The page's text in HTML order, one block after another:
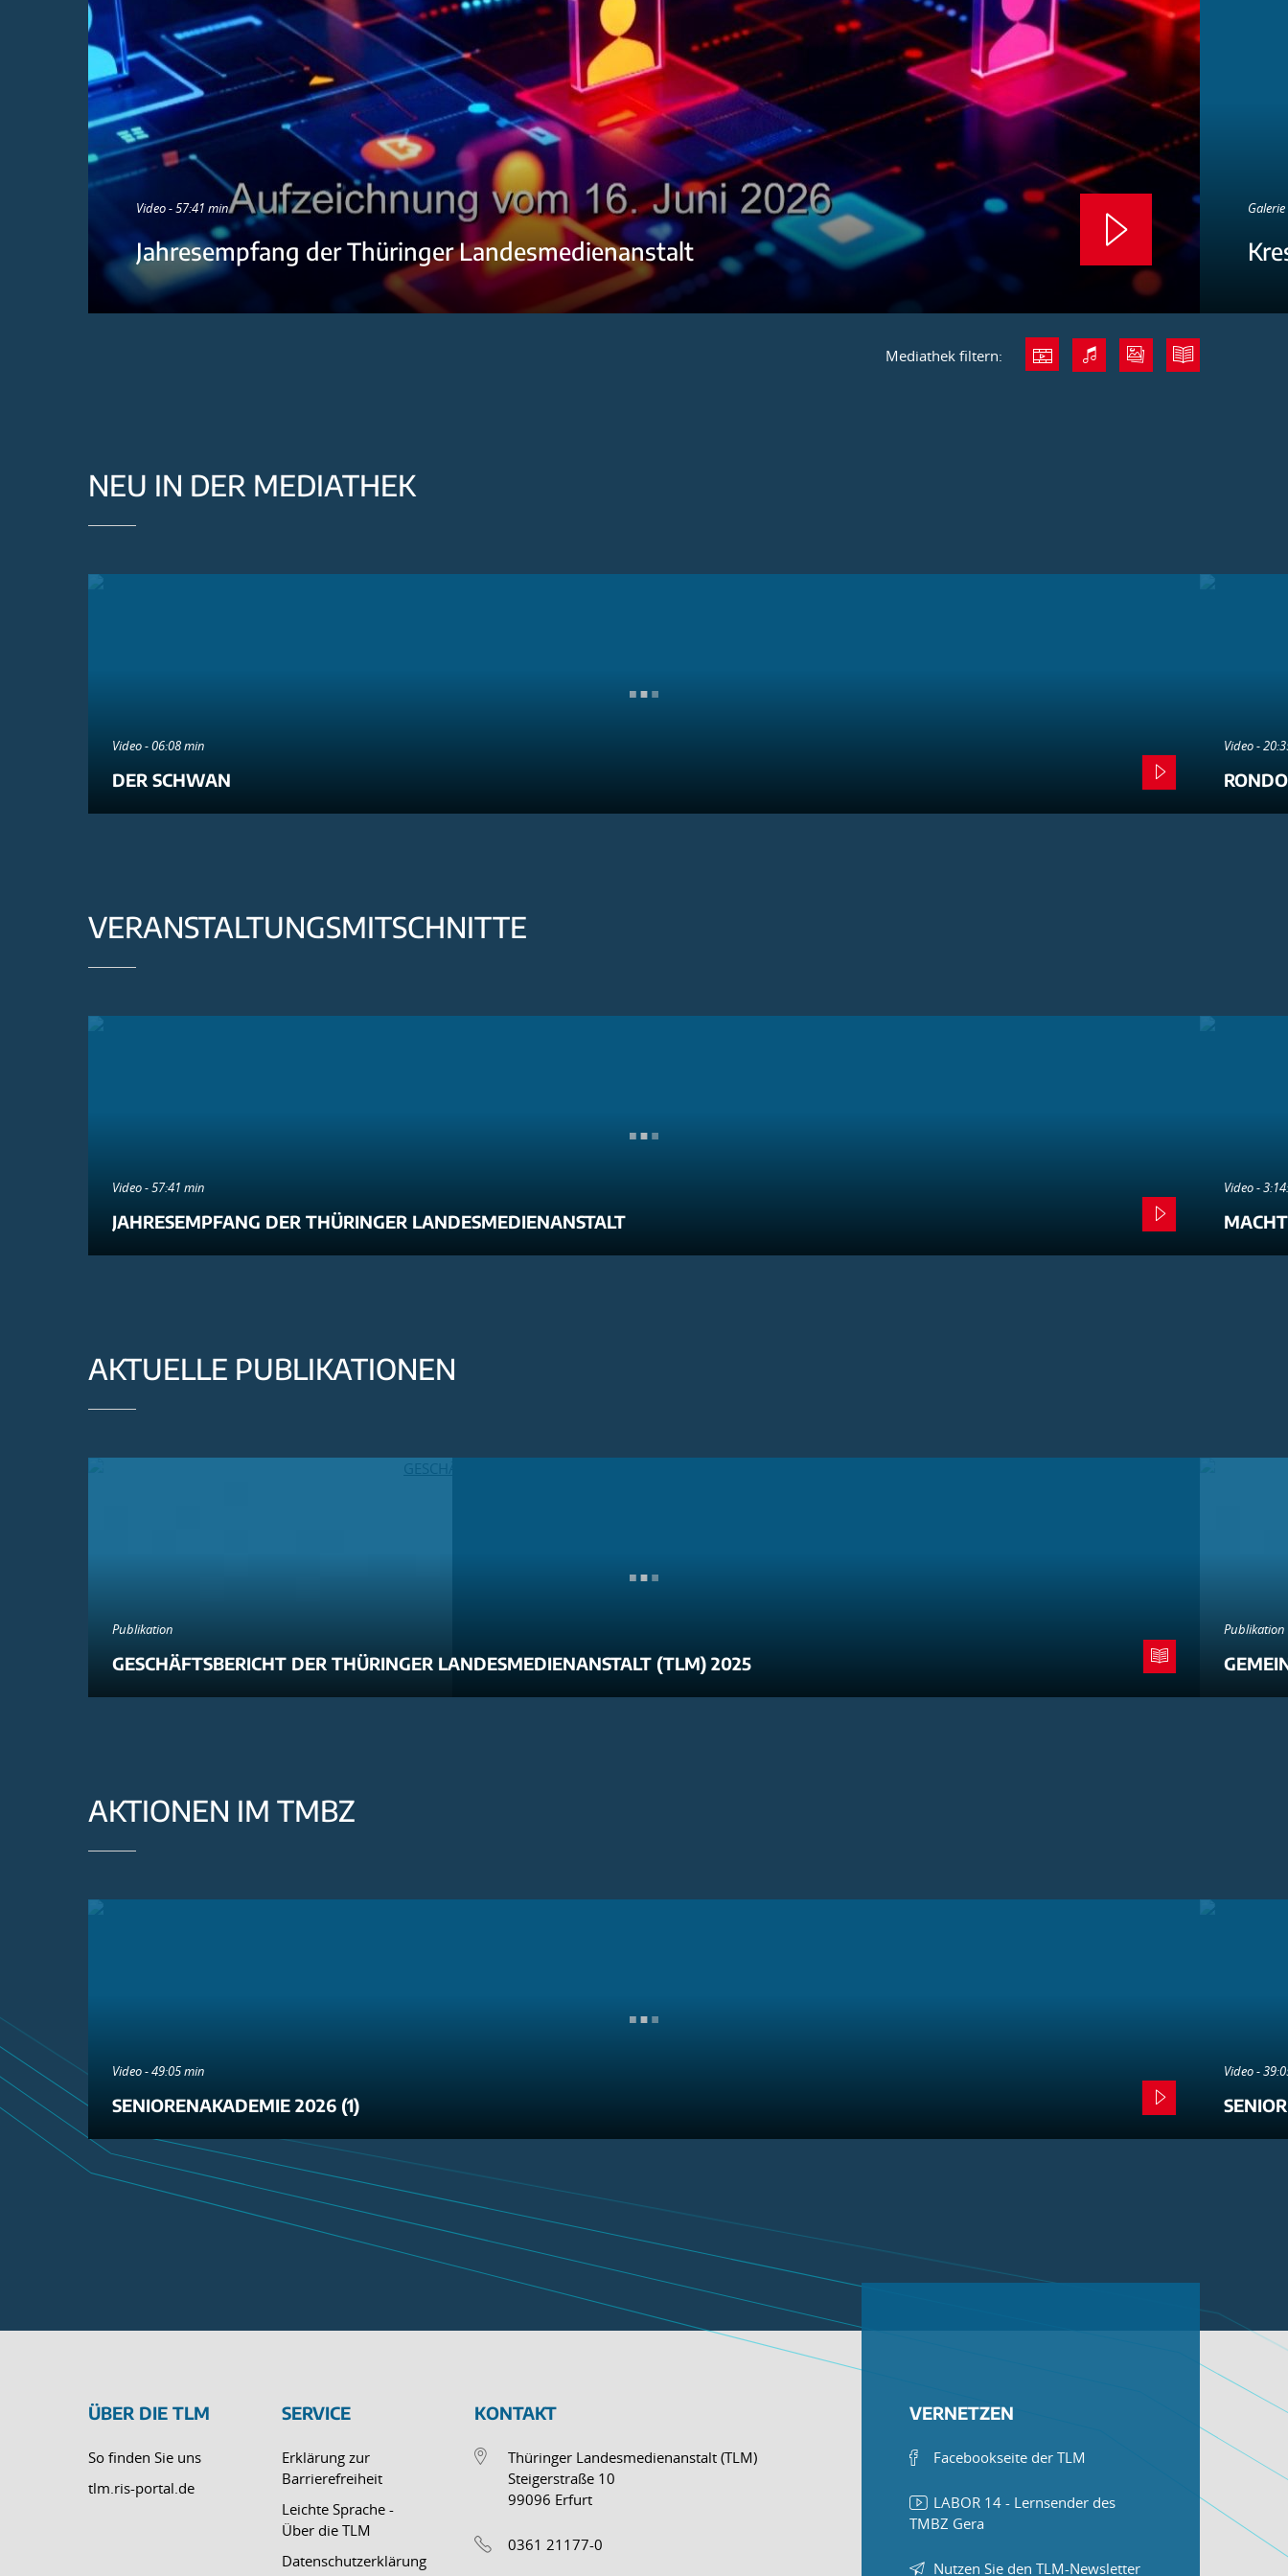
Video - 57:41 min
Jahresempfang der Thüringer Landesmedienanstalt
Mediathek filtern:
NEU IN DER MEDIATHEK
Video - 06:08 min
DER SCHWAN
Video -
VERANSTALTUNGSMITSCHNITTE
Video - 57:41 min
JAHRESEMPFANG DER THÜRINGER LANDESMEDIENANSTALT
Video -
AKTUELLE PUBLIKATIONEN
Publikation
GESCHÄFTSBERICHT DER THÜRINGER LANDESMEDIENANSTALT (TLM) 2025
Publikation
AKTIONEN IM TMBZ
Video - 49:05 min
SENIORENAKADEMIE 2026 (1)
Video -
ÜBER DIE TLM
So finden Sie uns
tlm.ris-portal.de
SERVICE
Erklärung zur
Barrierefreiheit
Leichte Sprache -
Über die TLM
Datenschutzerklärung
KONTAKT
Thüringer Landesmedienanstalt (TLM)
Steigerstraße 10
99096 Erfurt
0361 21177-0
VERNETZEN
Facebookseite der TLM
LABOR 14 - Lernsender des
TMBZ Gera
Nutzen Sie den TLM-Newsletter